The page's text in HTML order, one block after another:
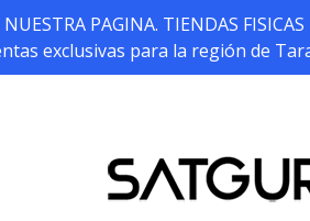
PAGINA. TIENDAS
exclusivas para la región de